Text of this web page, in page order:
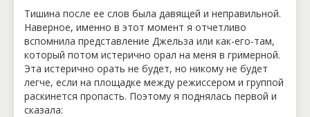
Тишина после ее слов была давящей и неправильной.
Наверное, именно в этот момент я отчетливо
вспомнила представление Джельза или как-его-там,
который потом истерично орал на меня в гримерной.
Эта истерично орать не будет, но никому не будет
легче, если на площадке между режиссером и группой
раскинется пропасть. Поэтому я поднялась первой и
сказала: